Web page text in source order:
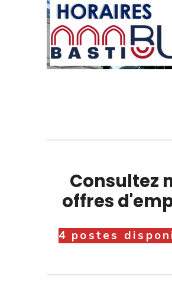
Consultez
offres
4 postes